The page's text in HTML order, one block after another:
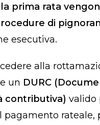
prima rata
di
esecutiva.
alla
un DURC
contributiva) valido
pagamento rateale,